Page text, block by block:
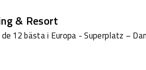
& Resort
12 bästa i Europa - Superplatz –